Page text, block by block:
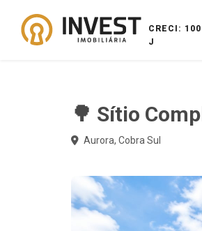
CRECI:
J
🌳 Sítio
Aurora, Cobra Sul